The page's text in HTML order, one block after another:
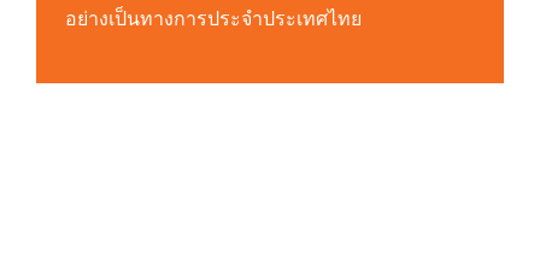
อย่างเป็นทางการประจำประเทศไทย